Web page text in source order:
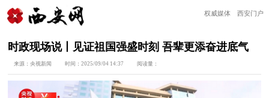
权威媒体 西安门户
时政现场说丨见证祖国强盛时刻 吾辈更添奋进底气
来源：央视新闻 时间：2025/09/04 14:37 阅读量：